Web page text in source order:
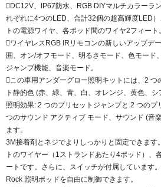
DC12V、IP67防水、RGB DIYマルチカラーラ
れぞれに4つのLED、合計32個の超高輝度LED
トの電源ワイヤ、各ポッド間のワイヤ2フィート
ワイヤレスRGB IRリモコンの新しいアップデ
囲、オン/オフモード、明るさモード、色モード
ジャンプ機能、音楽モード。
この車用アンダーグロー照明キットには、2 つ
ト静的色 (赤、緑、青、白、オレンジ、黄色、
照明効果: 2 つのプリセットジャンプと 2 つの
つのサウンド アクティブ モード、サウンド (音
ます。
3M接着剤とネジでよりしっかりと固定できます
トのワイヤー（1ストランドあたり4ポッド）、
ートです。さらに、スイッチが付属しています
Rock 照明ポッドを自由に制御できます。